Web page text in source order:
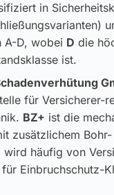
in
A-D, wobei D die
ist.
für Versicherer-
BZ+ ist die
zusätzlichem
wird häufig von
Einbruchschutz-